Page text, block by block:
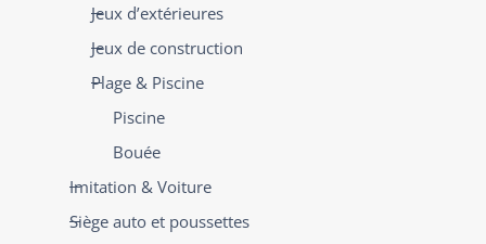
Jeux d’extérieures
Jeux de construction
Plage & Piscine
Piscine
Bouée
Imitation & Voiture
Siège auto et poussettes